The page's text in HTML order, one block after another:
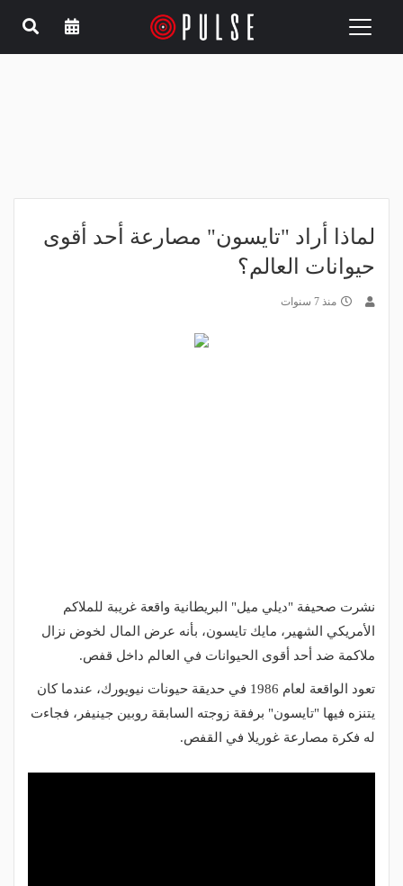
Toggle
لماذا أراد "تايسون" مصارعة أحد أقوى
حيوانات العالم؟
منذ 7 سنوات
نشرت صحيفة "ديلي ميل" البريطانية واقعة غريبة للملاكم
الأمريكي الشهير، مايك تايسون، بأنه عرض المال لخوض نزال
ملاكمة ضد أحد أقوى الحيوانات في العالم داخل قفص.
تعود الواقعة لعام 1986 في حديقة حيونات نيويورك، عندما كان
يتنزه فيها "تايسون" برفقة زوجته السابقة روبين جينيفر، فجاءت
له فكرة مصارعة غوريلا في القفص.